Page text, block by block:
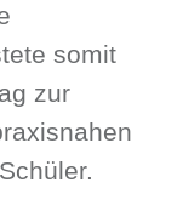
somit
zur